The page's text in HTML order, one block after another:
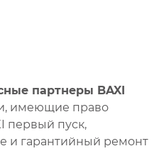
партнеры BAXI
имеющие право
первый пуск,
и гарантийный ремонт